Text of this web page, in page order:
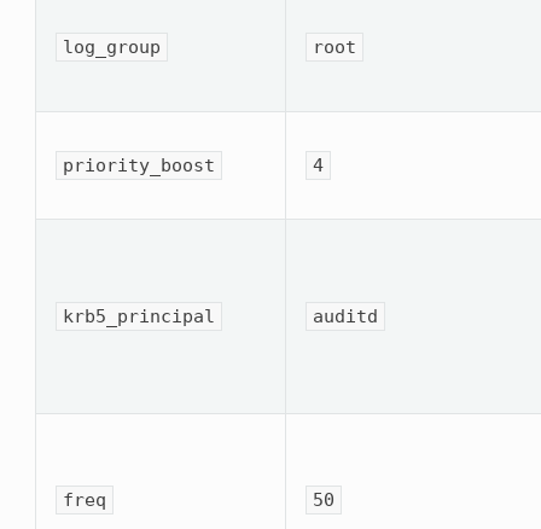
log_group root
priority_boost 4
krb5_principal auditd
freq 50